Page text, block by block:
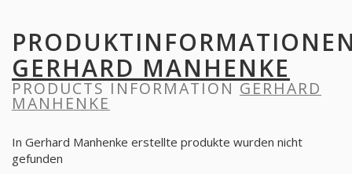
GERHARD MANHENKE
PRODUCTS INFORMATION GERHARD
MANHENKE
In Gerhard Manhenke erstellte produkte wurden nicht
gefunden